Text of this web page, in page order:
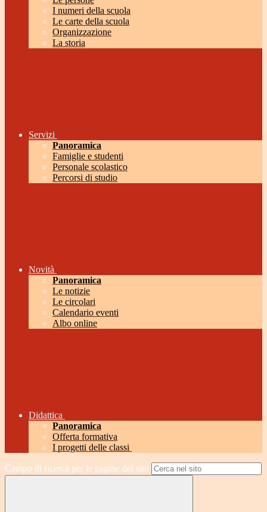
I numeri della scuola
Le carte della scuola
Organizzazione
La storia
Servizi
Panoramica
Famiglie e studenti
Personale scolastico
Percorsi di studio
Novità
Panoramica
Le notizie
Le circolari
Calendario eventi
Albo online
Didattica
Panoramica
Offerta formativa
I progetti delle classi
Campo di ricerca per le pagine del sito